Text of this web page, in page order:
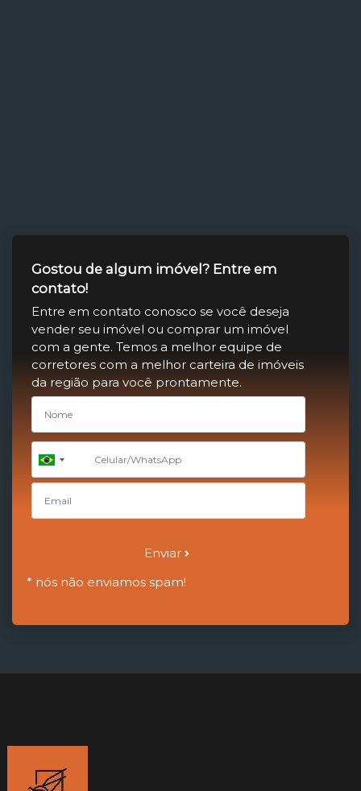
Gostou de algum imóvel? Entre em
contato!
Entre em contato conosco se você deseja
vender seu imóvel ou comprar um imóvel
com a gente. Temos a melhor equipe de
corretores com a melhor carteira de imóveis
da região para você prontamente.
Brazil
+55
Enviar
* nós não enviamos spam!